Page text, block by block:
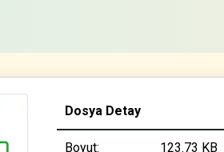
Dosya Detay
Boyut: 123.73 KB